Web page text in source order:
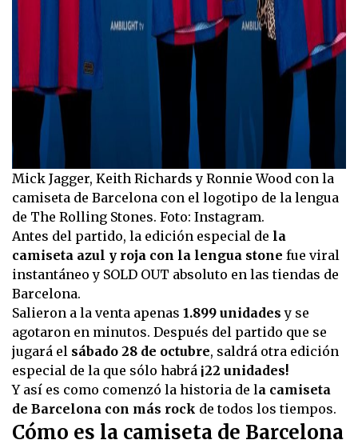
Mick Jagger, Keith Richards y Ronnie Wood con la
camiseta de Barcelona con el logotipo de la lengua
de The Rolling Stones. Foto: Instagram.
Antes del partido, la edición especial de la
camiseta azul y roja con la lengua stone fue viral
instantáneo y SOLD OUT absoluto en las tiendas de
Barcelona.
Salieron a la venta apenas 1.899 unidadesy se
agotaron en minutos. Después del partido que se
jugará el sábado 28 de octubre, saldrá otra edición
especial de la que sólo habrá ¡22 unidades!
Y así es como comenzó la historia de la camiseta
de Barcelona con más rock de todos los tiempos.
Cómo es la camiseta de Barcelona